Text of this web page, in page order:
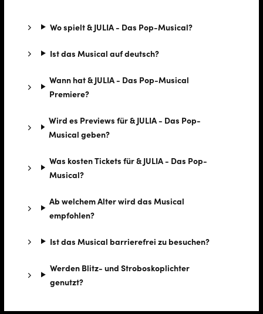
Wo spielt & JULIA - Das Pop-Musical?
Ist das Musical auf deutsch?
Wann hat & JULIA - Das Pop-Musical
Premiere?
Wird es Previews für & JULIA - Das Pop-
Musical geben?
Was kosten Tickets für & JULIA - Das Pop-
Musical?
Ab welchem Alter wird das Musical
empfohlen?
Ist das Musical barrierefrei zu besuchen?
Werden Blitz- und Stroboskoplichter
genutzt?